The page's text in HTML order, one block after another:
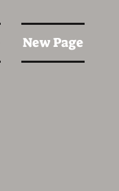
New Page